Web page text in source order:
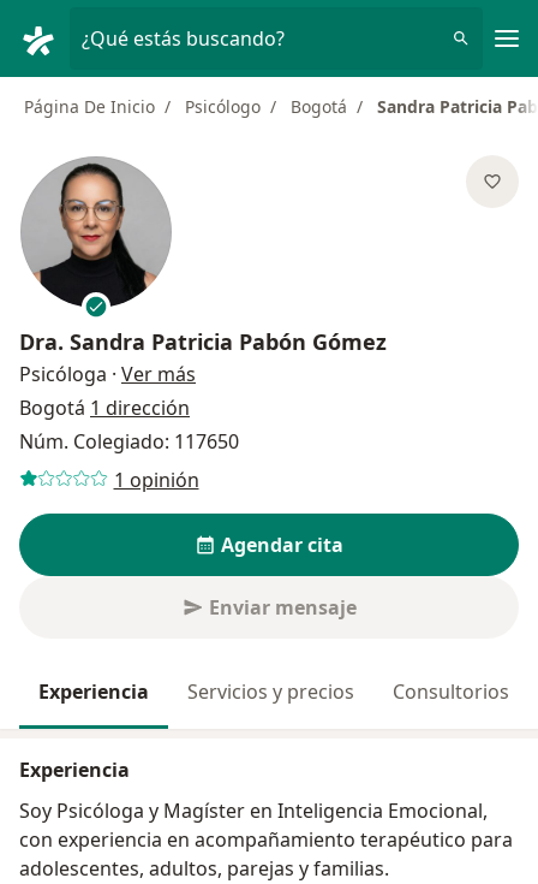
¿Qué estás buscando?
Página De Inicio Psicólogo Bogotá Sandra Patricia
Dra. Sandra Patricia Pabón Gómez
Psicóloga · Ver más
Bogotá 1 dirección
Núm. Colegiado: 117650
1 opinión
Agendar cita
Enviar mensaje
Experiencia Servicios y precios Consultorios
Experiencia
Soy Psicóloga y Magíster en Inteligencia Emocional,
con experiencia en acompañamiento terapéutico para
adolescentes, adultos, parejas y familias.